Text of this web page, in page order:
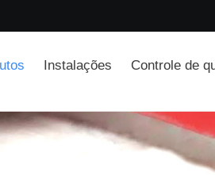
Instalações Controle de